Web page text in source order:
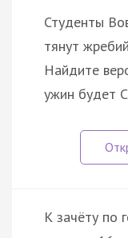
Студенты
тянут
Найдите
ужин будет
К зачёту по